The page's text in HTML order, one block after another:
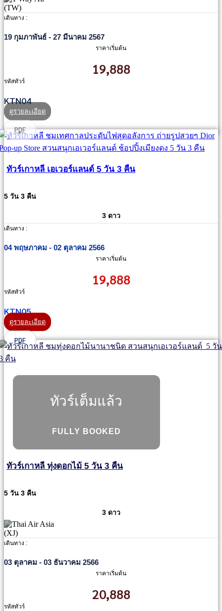
เดินทาง :
19 กุมภาพันธ์ - 27 มีนาคม 2567
ราคาเริ่มต้น
19,888
รหัสทัวร์
KTN04
ดูรายละเอียด
PDF
ทัวร์เกาหลี เอเวอร์แลนด์ 5 วัน 3 คืน
5 วัน 3 คืน
3 ดาว
เดินทาง :
04 พฤษภาคม - 02 ตุลาคม 2566
ราคาเริ่มต้น
19,888
รหัสทัวร์
KTN05
ดูรายละเอียด
PDF
ทัวร์เต็มแล้ว
FULLY BOOKED
ทัวร์เกาหลี ทุ่งดอกไม้ 5 วัน 3 คืน
5 วัน 3 คืน
3 ดาว
เดินทาง :
03 ตุลาคม - 03 ธันวาคม 2566
ราคาเริ่มต้น
20,888
รหัสทัวร์